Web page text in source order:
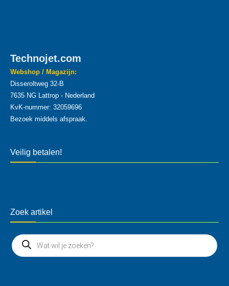
Technojet.com
Webshop / Magazijn:
Disseroltweg 32-B
7635 NG Lattrop - Nederland
KvK-nummer: 32059696
Bezoek middels afspraak.
Veilig betalen!
Zoek artikel